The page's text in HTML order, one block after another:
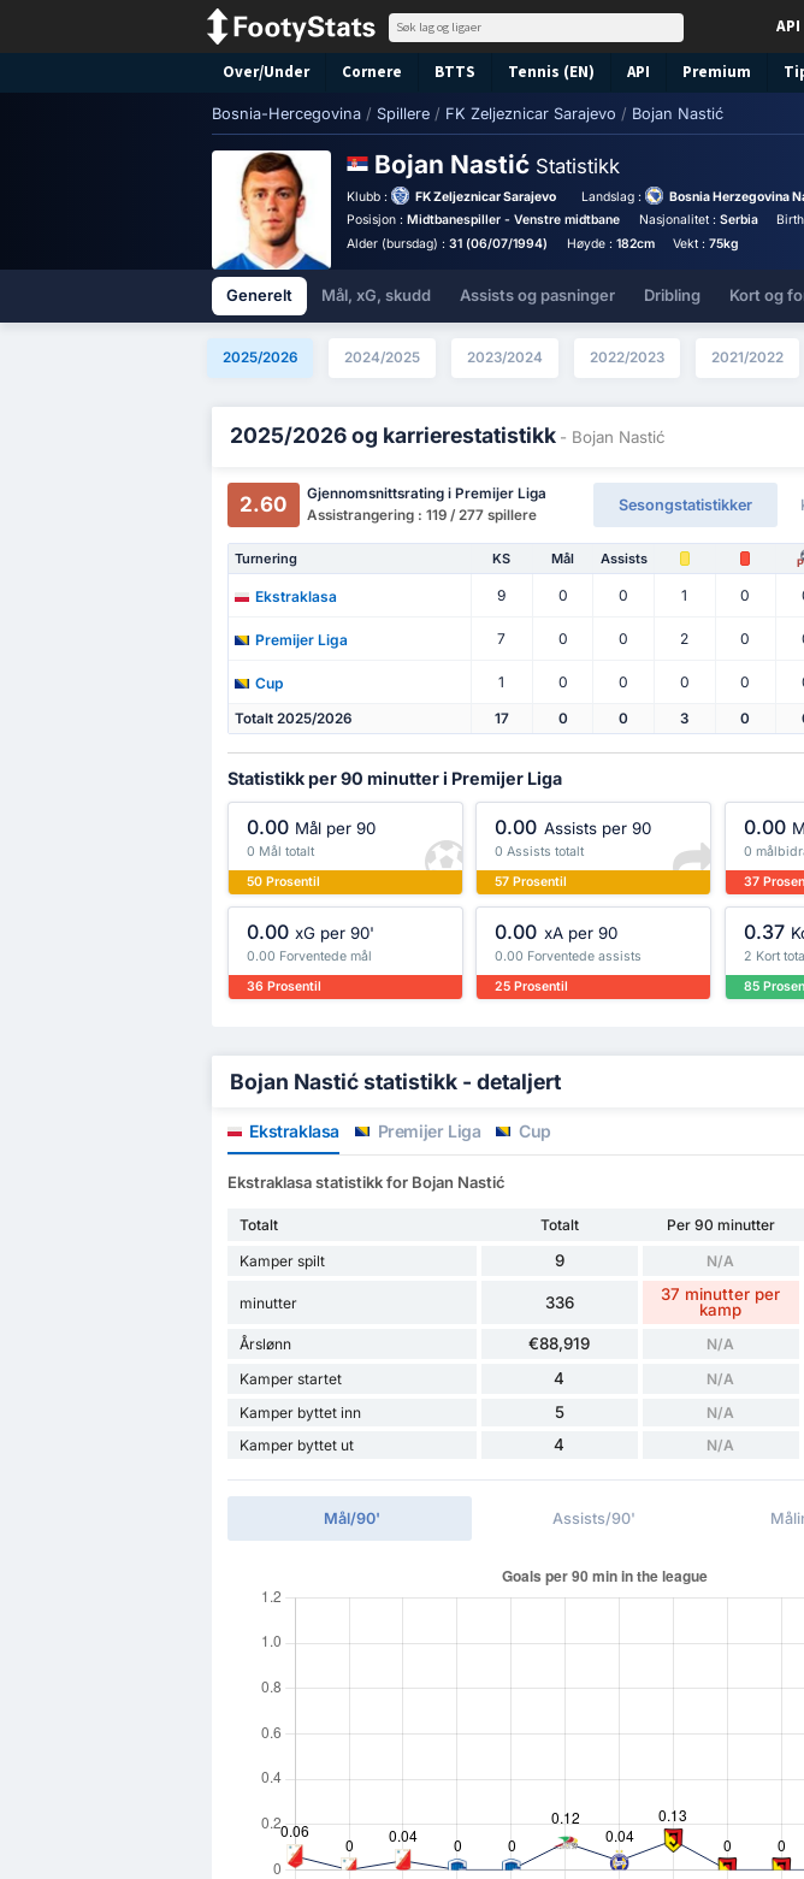
API
Over/Under Cornere BTTS Tennis (EN) API Premium
Bosnia-Hercegovina / Spillere / FK Zeljeznicar Sarajevo / Bojan Nastić
Bojan Nastić Statistikk
Klubb : FK Zeljeznicar Sarajevo Landslag :
Bosnia Herzegovina
Posisjon :Midtbanespiller - Venstre midtbane Nasjonalitet : Serbia
Alder (bursdag) :31 (06/07/1994) Høyde : 182cm Vekt :75kg
Generelt Mål, xG, skudd Assists og pasninger Dribling Kort og
2025/2026 2024/2025 2023/2024 2022/2023 2021/2022
2025/2026 og karrierestatistikk - Bojan Nastić
2.60
Gjennomsnittsrating i Premijer Liga
Assistrangering : 119 / 277 spillere
Sesongstatistikker
Turnering KS Mål Assists
Ekstraklasa 9 0 0 1 0
Premijer Liga 7 0 0 2 0
Cup 1 0 0 0 0
Totalt 2025/2026 17 0 0 3 0
Statistikk per 90 minutter i Premijer Liga
0.00 Mål per 90
0 Mål totalt
50 Prosentil
0.00 Assists per 90
0 Assists totalt
57 Prosentil
0.00
0
37
0.00 xG per 90'
0.00 Forventede mål
36 Prosentil
0.00 xA per 90
0.00 Forventede assists
25 Prosentil
0.37
2 Kort
85
Bojan Nastić statistikk - detaljert
Ekstraklasa Premijer Liga Cup
Ekstraklasa statistikk for Bojan Nastić
Totalt Totalt Per 90 minutter
Kamper spilt
9 N/A
minutter 336
37 minutter per
kamp
Årslønn €88,919 N/A
Kamper startet 4 N/A
Kamper byttet inn 5 N/A
Kamper byttet ut 4 N/A
Mål/90' Assists/90'